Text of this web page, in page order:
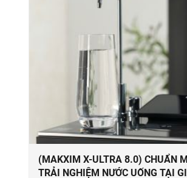
(MAKXIM X-ULTRA 8.0) CHUẨN
TRẢI NGHIỆM NƯỚC UỐNG TẠI